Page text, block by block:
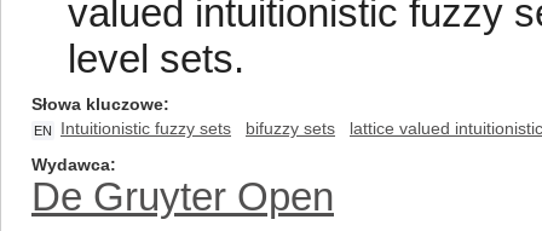
valued intuitionistic fuzzy
level sets.
Słowa kluczowe
EN Intuitionistic fuzzy sets bifuzzy sets
lattice valued
Wydawca
De Gruyter Open